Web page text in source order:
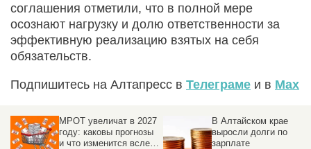
соглашения отметили, что в полной мере
осознают нагрузку и долю ответственности за
эффективную реализацию взятых на себя
обязательств.
Подпишитесь на Алтапресс в Телеграме и в Max
МРОТ увеличат в 2027
году: каковы прогнозы
и что изменится вслед
В Алтайском крае
выросли долги по
зарплате